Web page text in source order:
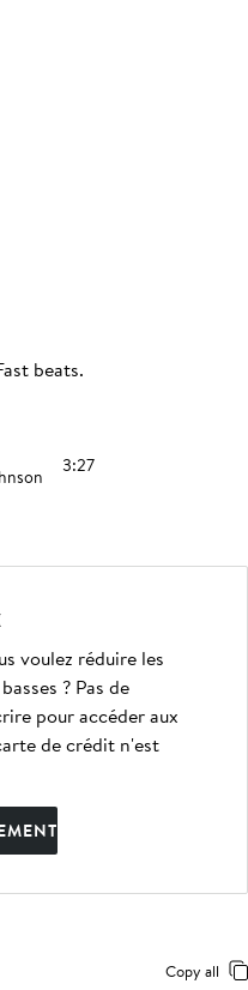
beats.
3:27
voulez réduire les
? Pas de
pour accéder aux
de crédit n'est
Copy all